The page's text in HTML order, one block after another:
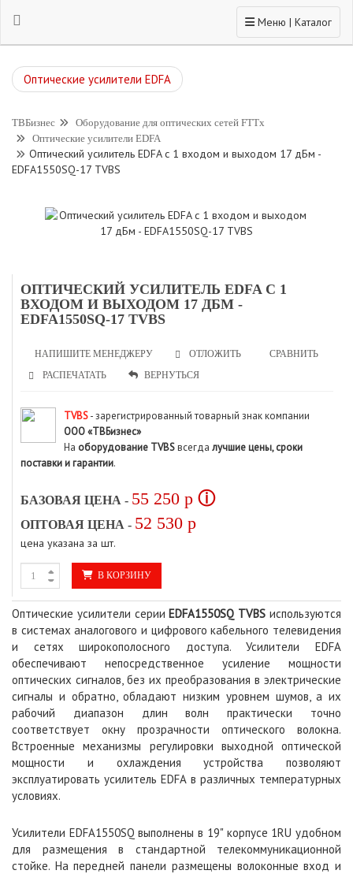
Toggle navigation
Меню | Каталог
Оптические усилители EDFA
ТВБизнес
Оборудование для оптических сетей FTTx
Оптические усилители EDFA
Оптический усилитель EDFA с 1 входом и выходом 17 дБм -
EDFA1550SQ-17 TVBS
ОПТИЧЕСКИЙ УСИЛИТЕЛЬ EDFA С 1
ВХОДОМ И ВЫХОДОМ 17 ДБМ -
EDFA1550SQ-17 TVBS
НАПИШИТЕ МЕНЕДЖЕРУ ОТЛОЖИТЬ
СРАВНИТЬ
РАСПЕЧАТАТЬ
ВЕРНУТЬСЯ
TVBS- зарегистрированный товарный знак компании
ООО «ТВБизнес»
На оборудование TVBSвсегда лучшие цены, сроки
поставки и гарантии.
БАЗОВАЯ ЦЕНА - 55 250 p ⓘ
ОПТОВАЯ ЦЕНА - 52 530 p
цена указана за шт.
В КОРЗИНУ
Оптические усилители серииEDFA1550SQ TVBS используются
в системах аналогового и цифрового кабельного телевидения
и сетях широкополосного доступа. Усилители EDFA
обеспечивают непосредственное усиление мощности
оптических сигналов, без их преобразования в электрические
сигналы и обратно, обладают низким уровнем шумов, а их
рабочий диапазон длин волн практически точно
соответствует окну прозрачности оптического волокна.
Встроенные механизмы регулировки выходной оптической
мощности и охлаждения устройства позволяют
эксплуатировать усилитель EDFA в различных температурных
условиях.
Усилители EDFA1550SQ выполнены в 19" корпусе 1RU удобном
для размещения в стандартной телекоммуникационной
стойке. На передней панели размещены волоконные вход и